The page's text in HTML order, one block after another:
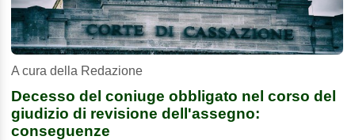
A cura della Redazione
Decesso del coniuge obbligato nel corso del
giudizio di revisione dell'assegno:
conseguenze